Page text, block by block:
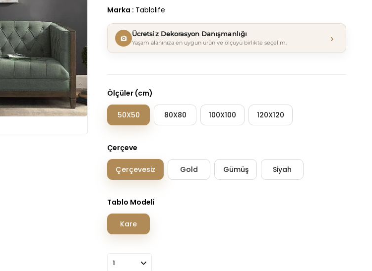
Marka : Tablolife
Ücretsiz Dekorasyon Danışmanlığı
Yaşam alanınıza en uygun ürün ve ölçüyü birlikte seçelim. ›
Ölçüler (cm)
50X50 80X80 100X100 120X120
Çerçeve
Çerçevesiz Gold Gümüş Siyah
Tablo Modeli
Kare